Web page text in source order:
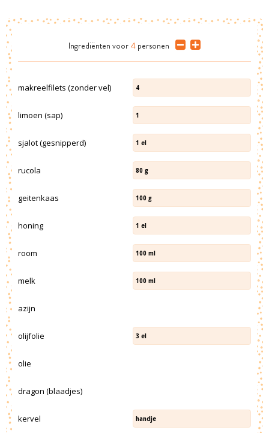
Ingrediënten voor 4 personen
makreelfilets (zonder vel) 4
limoen (sap) 1
sjalot (gesnipperd) 1 el
rucola 80 g
geitenkaas 100 g
honing 1 el
room 100 ml
melk 100 ml
azijn
olijfolie 3 el
olie
dragon (blaadjes)
kervel handje